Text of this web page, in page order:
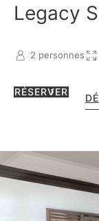
Legacy
2 personnes
RÉSERVER